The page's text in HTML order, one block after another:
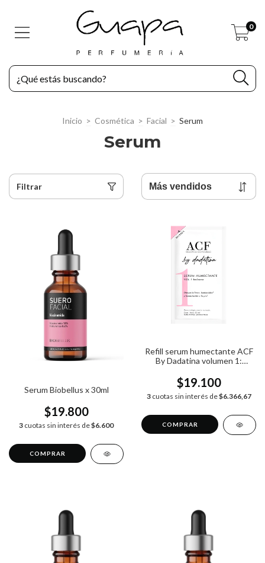
0
Inicio > Cosmética > Facial > Serum
Serum
Filtrar
Serum Biobellus x 30ml
$19.800
3 cuotas sin interés de$6.600
Refill serum humectante ACF
By Dadatina volumen 1:
$19.100
3 cuotas sin interés de$6.366,67